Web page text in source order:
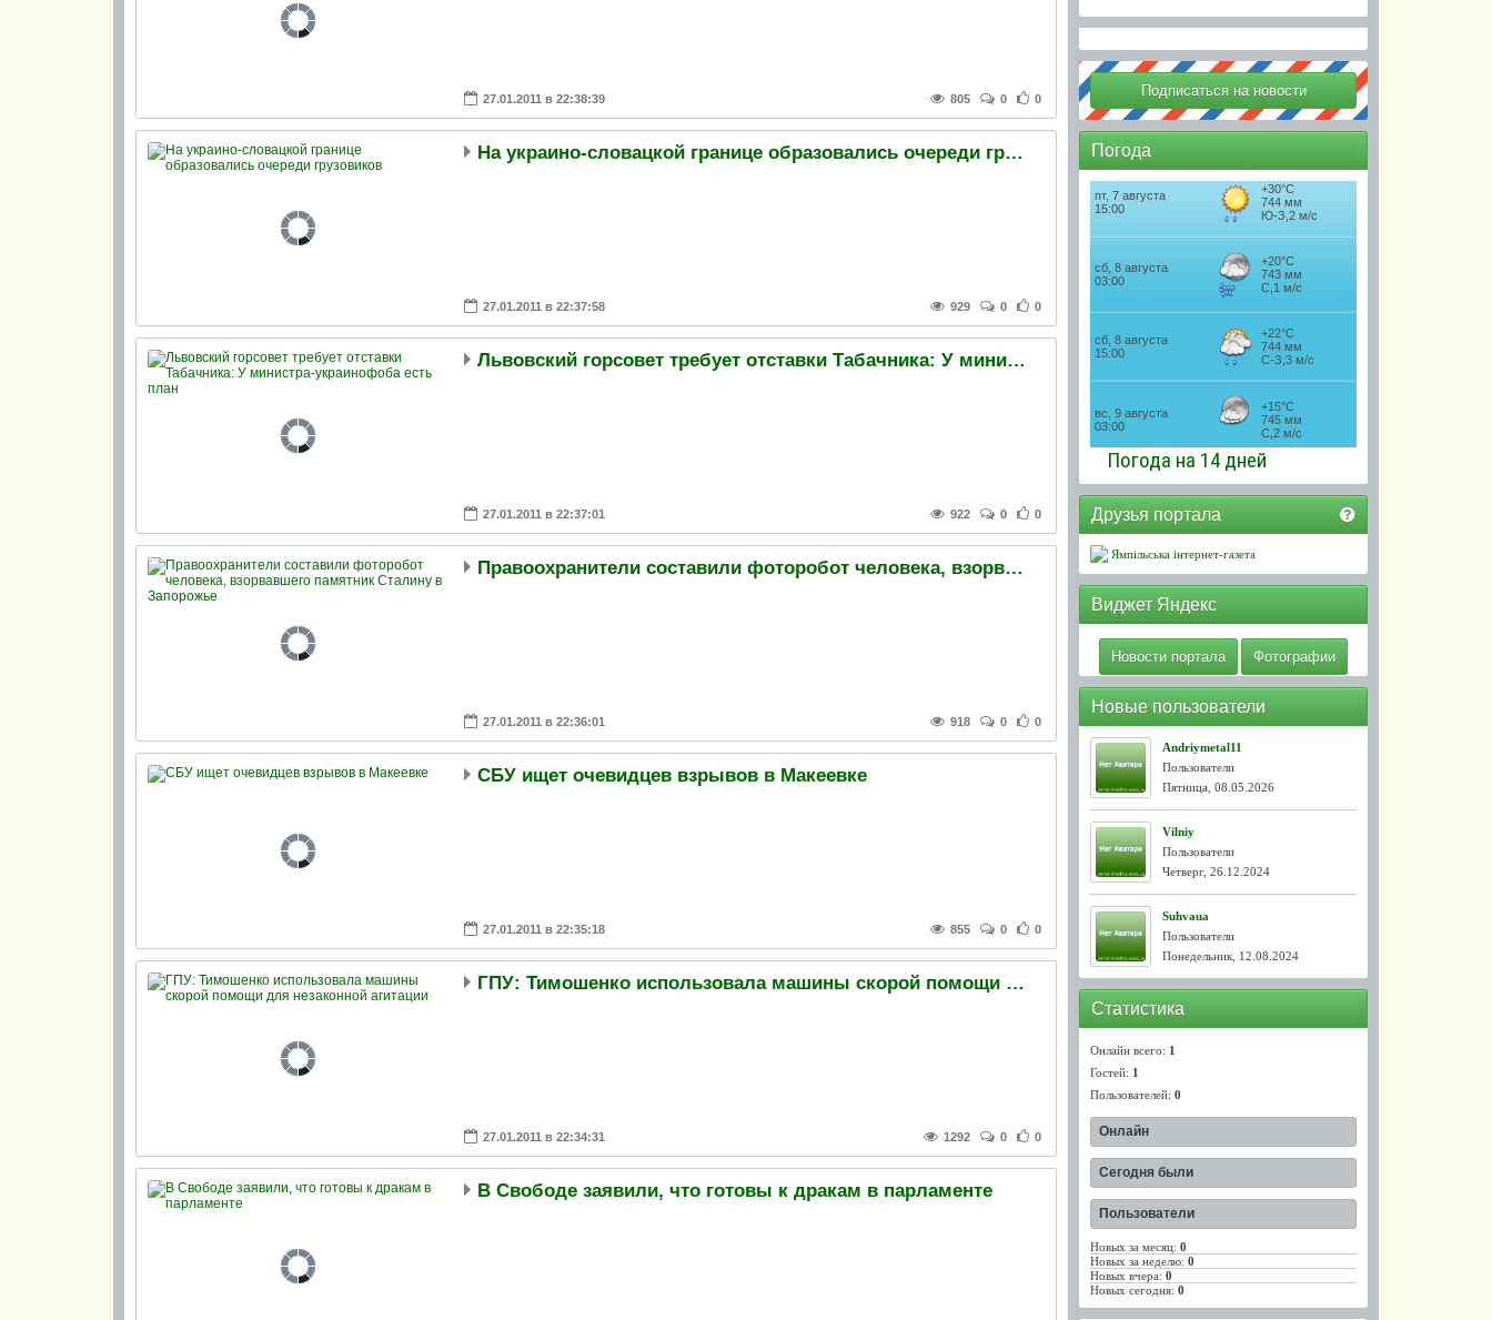
27.01.2011 в 22:38:39 805 0 0
На украино-словацкой границе образовались очереди грузовиков
27.01.2011 в 22:37:58 929 0 0
Львовский горсовет требует отставки Табачника: У министра-украинофоба есть план
27.01.2011 в 22:37:01 922 0 0
Правоохранители составили фоторобот человека, взорвавшего памятник Сталину в Запорожье
27.01.2011 в 22:36:01 918 0 0
СБУ ищет очевидцев взрывов в Макеевке
27.01.2011 в 22:35:18 855 0 0
ГПУ: Тимошенко использовала машины скорой помощи для незаконной агитации
27.01.2011 в 22:34:31 1292 0 0
В Свободе заявили, что готовы к дракам в парламенте
Погода
Погода на 14 дней
Друзья портала
Ямпільська інтернет-газета
Виджет Яндекс
Новости портала Фотографии
Новые пользователи
Andriymetal11
Пользователи
Пятница, 08.05.2026
Vilniy
Пользователи
Четверг, 26.12.2024
Suhvaua
Пользователи
Понедельник, 12.08.2024
Статистика
Онлайн всего: 1
Гостей: 1
Пользователей: 0
Онлайн
Сегодня были
Пользователи
Новых за месяц: 0
Новых за неделю: 0
Новых вчера: 0
Новых сегодня: 0